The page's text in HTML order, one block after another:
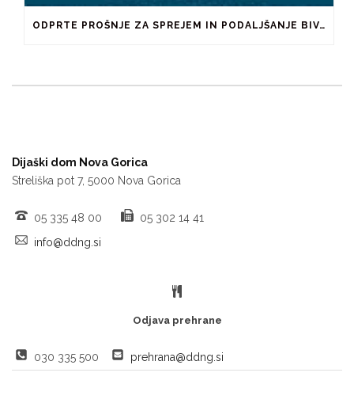
ODPRTE PROŠNJE ZA SPREJEM IN PODALJŠANJE BIVANJA V ŠTUDENTSKIH DOMOVIH IN PRI ZASEBNIKIH
Dijaški dom Nova Gorica
Streliška pot 7, 5000 Nova Gorica
05 335 48 00
05 302 14 41
info@ddng.si
Odjava prehrane
030 335 500 prehrana@ddng.si